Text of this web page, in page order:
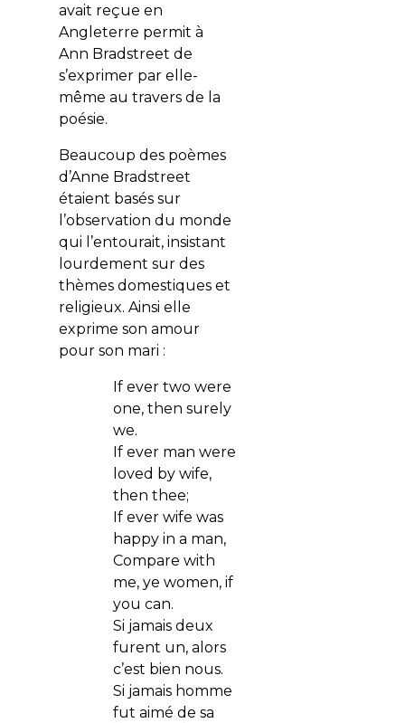
avait reçue en
Angleterre permit à
Ann Bradstreet de
s’exprimer par elle-
même au travers de la
poésie.
Beaucoup des poèmes
d’Anne Bradstreet
étaient basés sur
l’observation du monde
qui l’entourait, insistant
lourdement sur des
thèmes domestiques et
religieux. Ainsi elle
exprime son amour
pour son mari :
If ever two were
one, then surely
we.
If ever man were
loved by wife,
then thee;
If ever wife was
happy in a man,
Compare with
me, ye women, if
you can.
Si jamais deux
furent un, alors
c’est bien nous.
Si jamais homme
fut aimé de sa